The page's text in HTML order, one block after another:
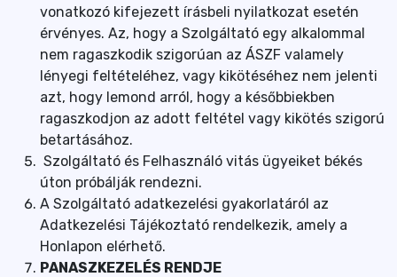
vonatkozó kifejezett írásbeli nyilatkozat esetén
érvényes. Az, hogy a Szolgáltató egy alkalommal
nem ragaszkodik szigorúan az ÁSZF valamely
lényegi feltételéhez, vagy kikötéséhez nem jelenti
azt, hogy lemond arról, hogy a későbbiekben
ragaszkodjon az adott feltétel vagy kikötés szigorú
betartásához.
Szolgáltató és Felhasználó vitás ügyeiket békés
úton próbálják rendezni.
A Szolgáltató adatkezelési gyakorlatáról az
Adatkezelési Tájékoztató rendelkezik, amely a
Honlapon elérhető.
PANASZKEZELÉS RENDJE